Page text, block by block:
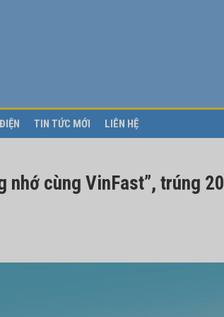
TIN TỨC MỚI LIÊN HỆ
nhớ cùng VinFast”, trúng 20